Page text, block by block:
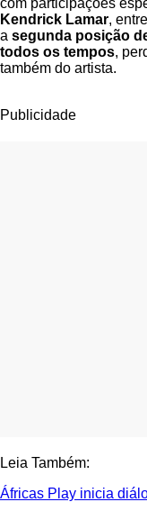
com participações
Kendrick Lamar,
a segunda posição
todos os tempos,
também do artista.
Publicidade
Leia Também:
Áfricas Play inicia